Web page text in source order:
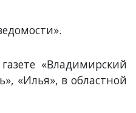
«Владимирский
«Илья», в областной